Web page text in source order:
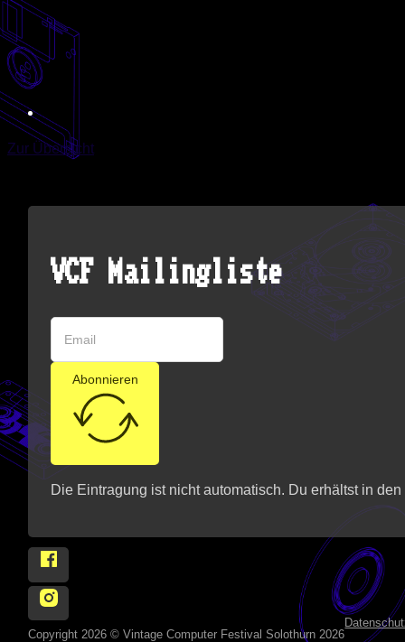
Zur Übersicht
VCF Mailingliste
Abonnieren
Die Eintragung ist nicht automatisch. Du erhältst in
Follow Vintage Computer Festival Solothurn 2026 on
Follow Vintage Computer Festival Solothurn 2026 on
Copyright 2026 © Vintage Computer Festival Solothurn 2026